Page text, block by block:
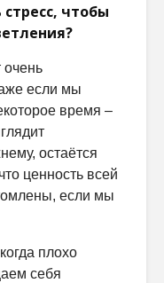
чтобы
очень
если мы
время –
остаётся
ценность всей
если мы
плохо
себя